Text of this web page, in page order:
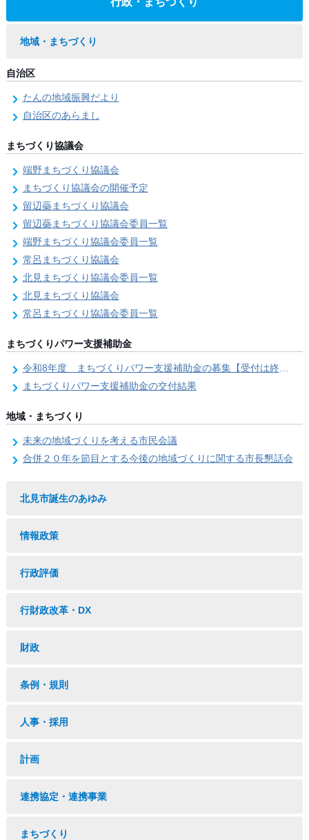
地域・まちづくり
自治区
たんの地域振興だより
自治区のあらまし
まちづくり協議会
端野まちづくり協議会
まちづくり協議会の開催予定
留辺蘂まちづくり協議会
留辺蘂まちづくり協議会委員一覧
端野まちづくり協議会委員一覧
常呂まちづくり協議会
北見まちづくり協議会委員一覧
北見まちづくり協議会
常呂まちづくり協議会委員一覧
まちづくりパワー支援補助金
令和8年度 まちづくりパワー支援補助金の募集【受付は終了しました。】
まちづくりパワー支援補助金の交付結果
地域・まちづくり
未来の地域づくりを考える市民会議
合併２０年を節目とする今後の地域づくりに関する市長懇話会
北見市誕生のあゆみ
情報政策
行政評価
行財政改革・DX
財政
条例・規則
人事・採用
計画
連携協定・連携事業
まちづくり